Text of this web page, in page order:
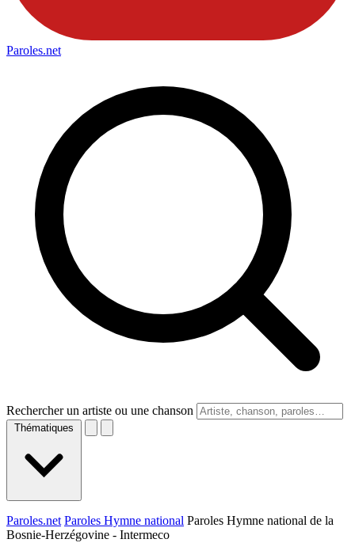
Paroles.net
Rechercher un artiste ou une chanson
Thématiques
Paroles.net Paroles Hymne national Paroles Hymne national de la
Bosnie-Herzégovine - Intermeco